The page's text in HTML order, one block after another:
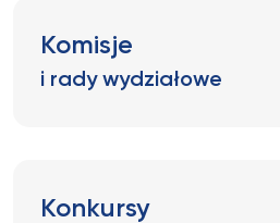
Komisje
i rady wydziałowe
Konkursy